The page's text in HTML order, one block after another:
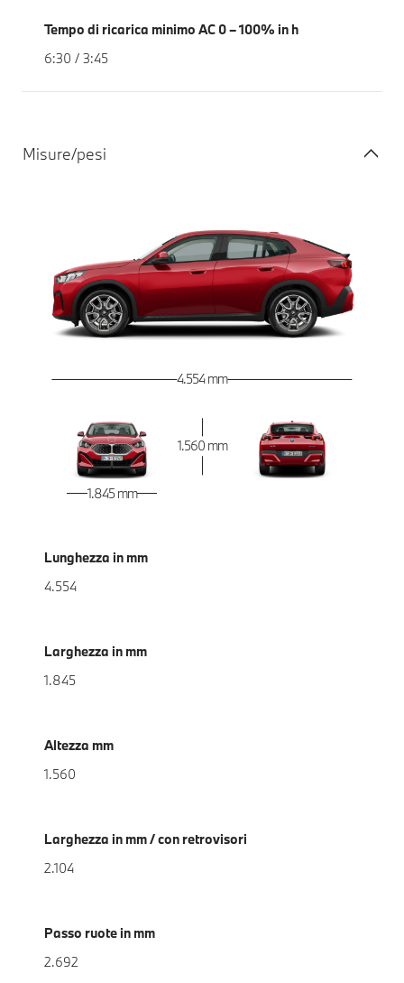
Tempo di ricarica minimo AC 0 – 100% in h
6:30 / 3:45
Misure/pesi
4.554 mm
1.845 mm
1.560 mm
Lunghezza in mm
4.554
Larghezza in mm
1.845
Altezza mm
1.560
Larghezza in mm / con retrovisori
2.104
Passo ruote in mm
2.692